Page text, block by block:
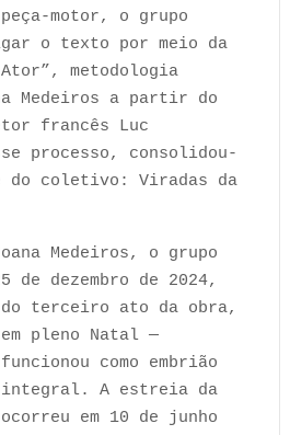
motor, o grupo
o texto por meio da
metodologia
Medeiros a partir do
francês Luc
processo, consolidou-
do coletivo: Viradas da
Medeiros, o grupo
de dezembro de 2024,
do terceiro ato da obra,
pleno Natal —
como embrião
integral. A estreia da
em 10 de junho